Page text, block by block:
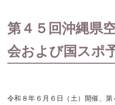
第４５回沖縄県
会および国スポ
令和８年６月６日（土）開催、